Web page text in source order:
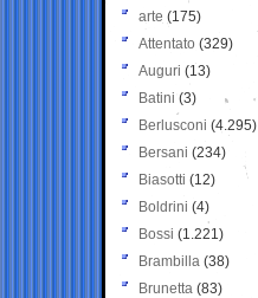
arte (175)
Attentato (329)
Auguri (13)
Batini (3)
Berlusconi (4.295)
Bersani (234)
Biasotti (12)
Boldrini (4)
Bossi (1.221)
Brambilla (38)
Brunetta (83)